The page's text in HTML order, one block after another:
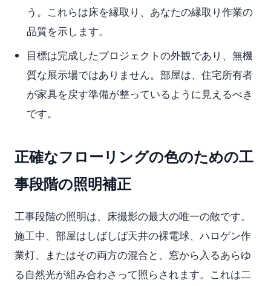
う。これらは床を縁取り、あなたの縁取り作業の
品質を示します。
目標は完成したプロジェクトの外観であり、無機
質な展示場ではありません。部屋は、住宅所有者
が家具を戻す準備が整っているように見えるべき
です。
正確なフローリングの色のための工
事段階の照明補正
工事段階の照明は、床撮影の最大の唯一の敵です。
施工中、部屋はしばしば天井の裸電球、ハロゲン作
業灯、またはその両方の混合と、窓から入るあらゆ
る自然光が組み合わさって照らされます。これは二